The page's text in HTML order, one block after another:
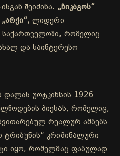
ისგან შეიძინა. „ჩიკაგოს“
„არქი“, ლიდერი
რომელიც
და საინტერესო
დალას უოტკინსის 1926
პიესას, რომელიც,
რეალურ ამბებს
ტრიბუნის“ კრიმინალური
იყო, რომელმაც ფაბულად